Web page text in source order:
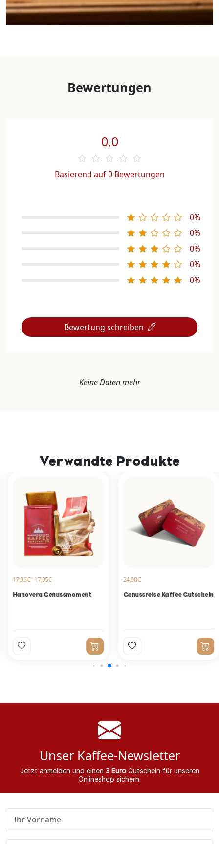
Bewertungen
0,0
Basierend auf 0 Bewertungen
0%
0%
0%
0%
0%
Bewertung schreiben
Keine Daten mehr
Verwandte Produkte
17,95€ - 17,95€
Hanovera Genussmoment
24,90€
Genussreise Kaffee Gutschein
Unser Kaffee-Newsletter
Jetzt anmelden und einen 3 EuroGutschein für unseren
Onlineshop sichern.